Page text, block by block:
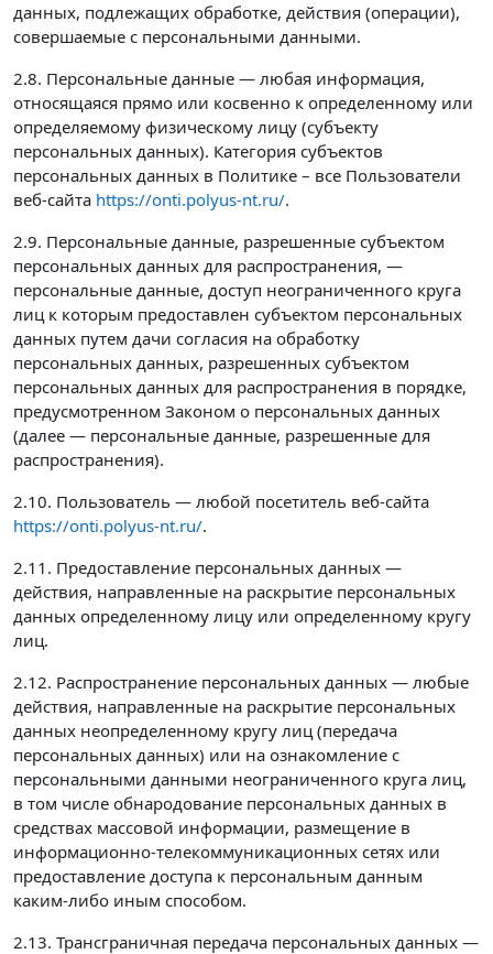
данных, подлежащих обработке, действия (операции),
совершаемые с персональными данными.
2.8. Персональные данные — любая информация,
относящаяся прямо или косвенно к определенному или
определяемому физическому лицу (субъекту
персональных данных). Категория субъектов
персональных данных в Политике – все Пользователи
веб-сайта https://onti.polyus-nt.ru/.
2.9. Персональные данные, разрешенные субъектом
персональных данных для распространения, —
персональные данные, доступ неограниченного круга
лиц к которым предоставлен субъектом персональных
данных путем дачи согласия на обработку
персональных данных, разрешенных субъектом
персональных данных для распространения в порядке,
предусмотренном Законом о персональных данных
(далее — персональные данные, разрешенные для
распространения).
2.10. Пользователь — любой посетитель веб-сайта
https://onti.polyus-nt.ru/.
2.11. Предоставление персональных данных —
действия, направленные на раскрытие персональных
данных определенному лицу или определенному кругу
лиц.
2.12. Распространение персональных данных — любые
действия, направленные на раскрытие персональных
данных неопределенному кругу лиц (передача
персональных данных) или на ознакомление с
персональными данными неограниченного круга лиц,
в том числе обнародование персональных данных в
средствах массовой информации, размещение в
информационно-телекоммуникационных сетях или
предоставление доступа к персональным данным
каким-либо иным способом.
2.13. Трансграничная передача персональных данных —